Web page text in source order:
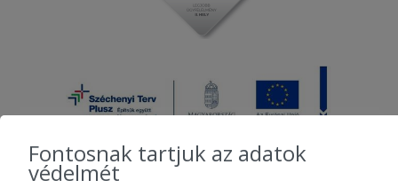
Fontosnak tartjuk az adatok
védelmét